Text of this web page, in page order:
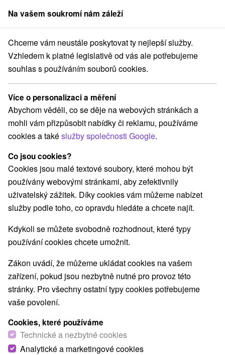
člen skupinySorger
Chaty na prenájom Západné Slovensko Trnavský kraj
Chaty na prenájom Senica
Kategorie
Všechny kategorie
Hotely na Slovensku (1)
Chaty na prenájom(2) Ubytovne(1)
Vyberte lokalitu nebo termín
VŠECHNY NEJLEVNĚJŠÍ NEJDRAŽŠÍ PODLE
Na vašem soukromí nám záleží
Chceme vám neustále poskytovat ty nejlepší služby.
Vzhledem k platné legislativě od vás ale potřebujeme
souhlas s používáním souborů cookies.
Více o personalizaci a měření
Abychom věděli, co se děje na webových stránkách a
mohli vám přizpůsobit nabídky či reklamu, používáme
cookies a takéslužby společnosti Google.
Co jsou cookies?
Cookies jsou malé textové soubory, které mohou být
používány webovými stránkami, aby zefektivnily
uživatelský zážitek. Díky cookies vám můžeme nabízet
služby podle toho, co opravdu hledáte a chcete najít.
Kdykoli se můžete svobodně rozhodnout, které typy
používání cookies chcete umožnit.
Zákon uvádí, že můžeme ukládat cookies na vašem
zařízení, pokud jsou nezbytně nutné pro provoz této
stránky. Pro všechny ostatní typy cookies potřebujeme
vaše povolení.
Cookies, které používáme
Technické a nezbytné cookies
Analytické a marketingové cookies